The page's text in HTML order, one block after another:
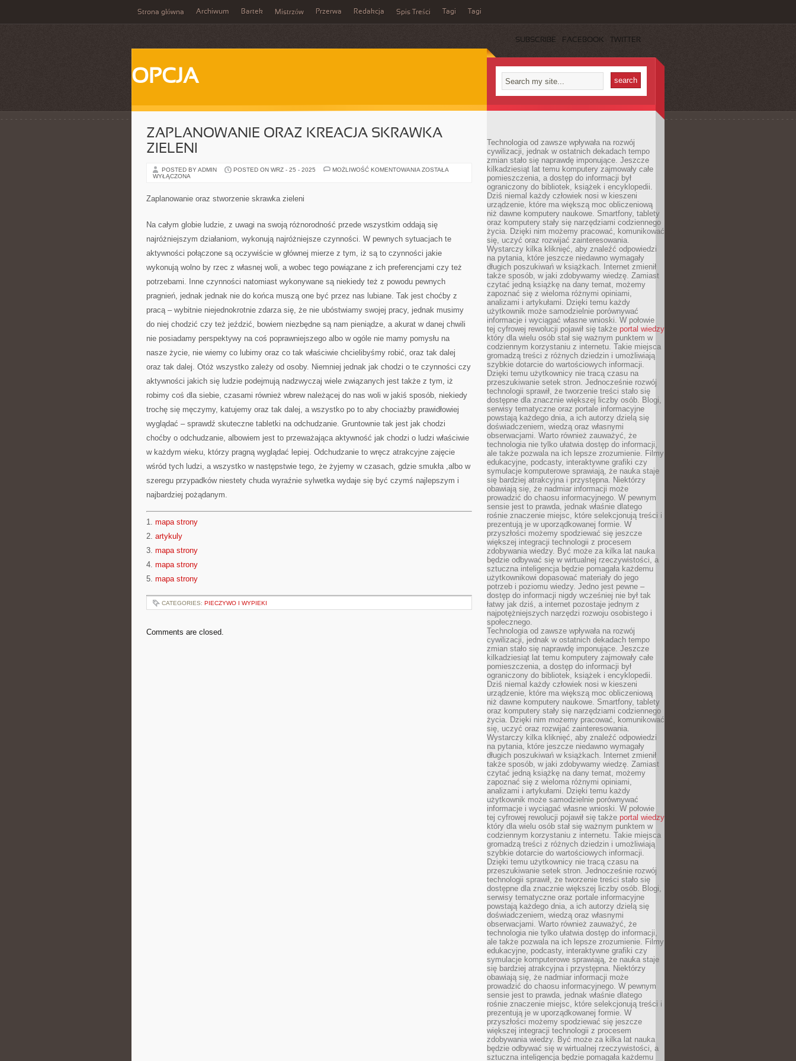
Strona główna Archiwum Bartek Mistrzów Przerwa Redakcja Spis Treści Tagi Tagi
SUBSCRIBE FACEBOOK TWITTER
OPCJA
ZAPLANOWANIE ORAZ KREACJA SKRAWKA
ZIELENI
POSTED BY ADMIN POSTED ON WRZ - 25 - 2025 MOŻLIWOŚĆ KOMENTOWANIA ZAPLANOWANIE
ZOSTAŁA
WYŁĄCZONA
Zaplanowanie oraz stworzenie skrawka zieleni
Na całym globie ludzie, z uwagi na swoją różnorodność przede wszystkim oddają się
najróżniejszym działaniom, wykonują najróżniejsze czynności. W pewnych sytuacjach te
aktywności połączone są oczywiście w głównej mierze z tym, iż są to czynności jakie
wykonują wolno by rzec z własnej woli, a wobec tego powiązane z ich preferencjami czy też
potrzebami. Inne czynności natomiast wykonywane są niekiedy też z powodu pewnych
pragnień, jednak jednak nie do końca muszą one być przez nas lubiane. Tak jest choćby z
pracą – wybitnie niejednokrotnie zdarza się, że nie ubóstwiamy swojej pracy, jednak musimy
do niej chodzić czy też jeździć, bowiem niezbędne są nam pieniądze, a akurat w danej chwili
nie posiadamy perspektywy na coś poprawniejszego albo w ogóle nie mamy pomysłu na
nasze życie, nie wiemy co lubimy oraz co tak właściwie chcielibyśmy robić, oraz tak dalej
oraz tak dalej. Otóż wszystko zależy od osoby. Niemniej jednak jak chodzi o te czynności czy
aktywności jakich się ludzie podejmują nadzwyczaj wiele związanych jest także z tym, iż
robimy coś dla siebie, czasami również wbrew należącej do nas woli w jakiś sposób, niekiedy
trochę się męczymy, katujemy oraz tak dalej, a wszystko po to aby chociażby prawidłowiej
wyglądać – sprawdź skuteczne tabletki na odchudzanie. Gruntownie tak jest jak chodzi
choćby o odchudzanie, albowiem jest to przeważająca aktywność jak chodzi o ludzi właściwie
w każdym wieku, którzy pragną wyglądać lepiej. Odchudzanie to wręcz atrakcyjne zajęcie
wśród tych ludzi, a wszystko w następstwie tego, że żyjemy w czasach, gdzie smukła ,albo w
szeregu przypadków niestety chuda wyraźnie sylwetka wydaje się być czymś najlepszym i
najbardziej pożądanym.
1. mapa strony
2. artykuly
3. mapa strony
4. mapa strony
5. mapa strony
CATEGORIES: PIECZYWO I WYPIEKI
Comments are closed.
Technologia od zawsze wpływała na rozwój
cywilizacji, jednak w ostatnich dekadach tempo
zmian stało się naprawdę imponujące. Jeszcze
kilkadziesiąt lat temu komputery zajmowały całe
pomieszczenia, a dostęp do informacji był
ograniczony do bibliotek, książek i encyklopedii.
Dziś niemal każdy człowiek nosi w kieszeni
urządzenie, które ma większą moc obliczeniową
niż dawne komputery naukowe. Smartfony, tablety
oraz komputery stały się narzędziami codziennego
życia. Dzięki nim możemy pracować, komunikować
się, uczyć oraz rozwijać zainteresowania.
Wystarczy kilka kliknięć, aby znaleźć odpowiedzi
na pytania, które jeszcze niedawno wymagały
długich poszukiwań w książkach. Internet zmienił
także sposób, w jaki zdobywamy wiedzę. Zamiast
czytać jedną książkę na dany temat, możemy
zapoznać się z wieloma różnymi opiniami,
analizami i artykułami. Dzięki temu każdy
użytkownik może samodzielnie porównywać
informacje i wyciągać własne wnioski. W połowie
tej cyfrowej rewolucji pojawił się także portal wiedzy
który dla wielu osób stał się ważnym punktem w
codziennym korzystaniu z internetu. Takie miejsca
gromadzą treści z różnych dziedzin i umożliwiają
szybkie dotarcie do wartościowych informacji.
Dzięki temu użytkownicy nie tracą czasu na
przeszukiwanie setek stron. Jednocześnie rozwój
technologii sprawił, że tworzenie treści stało się
dostępne dla znacznie większej liczby osób. Blogi,
serwisy tematyczne oraz portale informacyjne
powstają każdego dnia, a ich autorzy dzielą się
doświadczeniem, wiedzą oraz własnymi
obserwacjami. Warto również zauważyć, że
technologia nie tylko ułatwia dostęp do informacji,
ale także pozwala na ich lepsze zrozumienie. Filmy
edukacyjne, podcasty, interaktywne grafiki czy
symulacje komputerowe sprawiają, że nauka staje
się bardziej atrakcyjna i przystępna. Niektórzy
obawiają się, że nadmiar informacji może
prowadzić do chaosu informacyjnego. W pewnym
sensie jest to prawda, jednak właśnie dlatego
rośnie znaczenie miejsc, które selekcjonują treści i
prezentują je w uporządkowanej formie. W
przyszłości możemy spodziewać się jeszcze
większej integracji technologii z procesem
zdobywania wiedzy. Być może za kilka lat nauka
będzie odbywać się w wirtualnej rzeczywistości, a
sztuczna inteligencja będzie pomagała każdemu
użytkownikowi dopasować materiały do jego
potrzeb i poziomu wiedzy. Jedno jest pewne –
dostęp do informacji nigdy wcześniej nie był tak
łatwy jak dziś, a internet pozostaje jednym z
najpotężniejszych narzędzi rozwoju osobistego i
społecznego.
Technologia od zawsze wpływała na rozwój
cywilizacji, jednak w ostatnich dekadach tempo
zmian stało się naprawdę imponujące. Jeszcze
kilkadziesiąt lat temu komputery zajmowały całe
pomieszczenia, a dostęp do informacji był
ograniczony do bibliotek, książek i encyklopedii.
Dziś niemal każdy człowiek nosi w kieszeni
urządzenie, które ma większą moc obliczeniową
niż dawne komputery naukowe. Smartfony, tablety
oraz komputery stały się narzędziami codziennego
życia. Dzięki nim możemy pracować, komunikować
się, uczyć oraz rozwijać zainteresowania.
Wystarczy kilka kliknięć, aby znaleźć odpowiedzi
na pytania, które jeszcze niedawno wymagały
długich poszukiwań w książkach. Internet zmienił
także sposób, w jaki zdobywamy wiedzę. Zamiast
czytać jedną książkę na dany temat, możemy
zapoznać się z wieloma różnymi opiniami,
analizami i artykułami. Dzięki temu każdy
użytkownik może samodzielnie porównywać
informacje i wyciągać własne wnioski. W połowie
tej cyfrowej rewolucji pojawił się także portal wiedzy
który dla wielu osób stał się ważnym punktem w
codziennym korzystaniu z internetu. Takie miejsca
gromadzą treści z różnych dziedzin i umożliwiają
szybkie dotarcie do wartościowych informacji.
Dzięki temu użytkownicy nie tracą czasu na
przeszukiwanie setek stron. Jednocześnie rozwój
technologii sprawił, że tworzenie treści stało się
dostępne dla znacznie większej liczby osób. Blogi,
serwisy tematyczne oraz portale informacyjne
powstają każdego dnia, a ich autorzy dzielą się
doświadczeniem, wiedzą oraz własnymi
obserwacjami. Warto również zauważyć, że
technologia nie tylko ułatwia dostęp do informacji,
ale także pozwala na ich lepsze zrozumienie. Filmy
edukacyjne, podcasty, interaktywne grafiki czy
symulacje komputerowe sprawiają, że nauka staje
się bardziej atrakcyjna i przystępna. Niektórzy
obawiają się, że nadmiar informacji może
prowadzić do chaosu informacyjnego. W pewnym
sensie jest to prawda, jednak właśnie dlatego
rośnie znaczenie miejsc, które selekcjonują treści i
prezentują je w uporządkowanej formie. W
przyszłości możemy spodziewać się jeszcze
większej integracji technologii z procesem
zdobywania wiedzy. Być może za kilka lat nauka
będzie odbywać się w wirtualnej rzeczywistości, a
sztuczna inteligencja będzie pomagała każdemu